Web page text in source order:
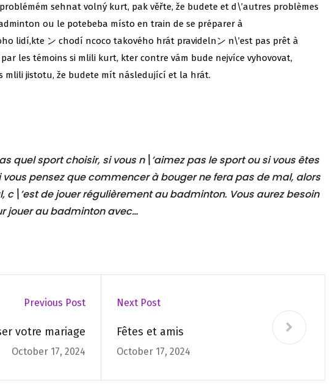
sehnat volný kurt, pak věřte, že budete et d\’autres problèmes
ou le potebeba místo en train de se préparer à
lidí,kte ン chodí ncoco takového hrát pravidelnン n\’est pas prêt à
par les témoins si mlili kurt, kter contre vám bude nejvíce vyhovovat,
mlili jistotu, že budete mít následující et la hrát.
quel sport choisir, si vous n\’aimez pas le sport ou si vous êtes
pensez que commencer à bouger ne fera pas de mal, alors
c\’est de jouer régulièrement au badminton. Vous aurez besoin
jouer au badminton avec…
Previous Post
votre mariage
October 17, 2024
Next Post
Fêtes et amis
October 17, 2024